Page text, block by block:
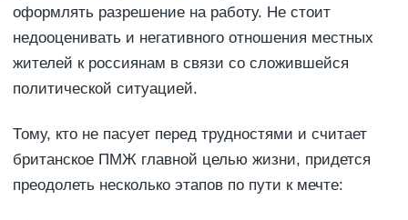
оформлять разрешение на работу. Не стоит
недооценивать и негативного отношения местных
жителей к россиянам в связи со сложившейся
политической ситуацией.
Тому, кто не пасует перед трудностями и считает
британское ПМЖ главной целью жизни, придется
преодолеть несколько этапов по пути к мечте: